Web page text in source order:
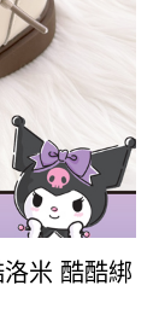
米 酷酷綁